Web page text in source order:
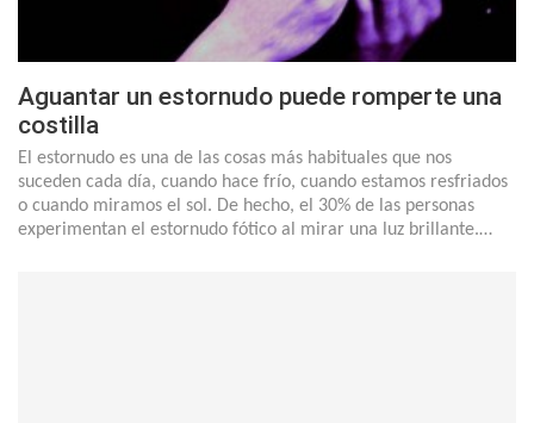
Aguantar un estornudo puede romperte una
costilla
El estornudo es una de las cosas más habituales que nos
suceden cada día, cuando hace frío, cuando estamos resfriados
o cuando miramos el sol. De hecho, el 30% de las personas
experimentan el estornudo fótico al mirar una luz brillante.…